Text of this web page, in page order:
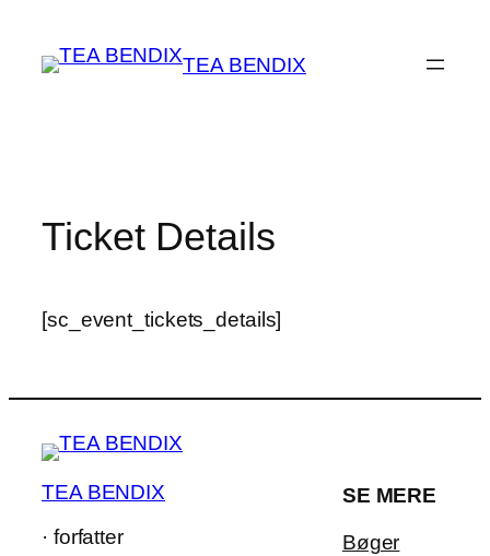
indhold
TEA BENDIX
Ticket Details
[sc_event_tickets_details]
TEA BENDIX
· forfatter
SE MERE
Bøger